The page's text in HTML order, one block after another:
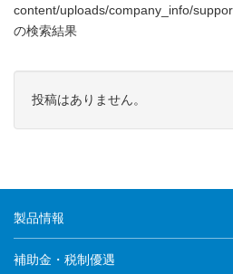
content/uploads/company_info/
の検索結果
投稿はありません。
製品情報
補助金・税制優遇